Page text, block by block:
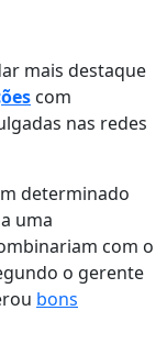
mais destaque
com
nas redes
determinado
uma
com o
o gerente
bons